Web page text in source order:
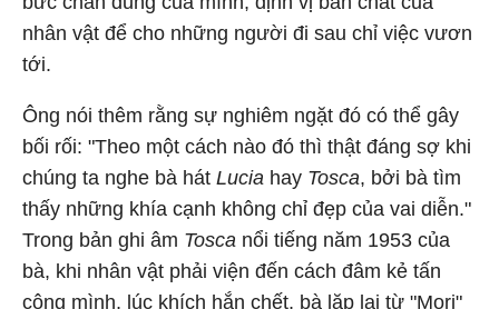
nhân vật để cho những người đi sau chỉ việc vươn
tới.
Ông nói thêm rằng sự nghiêm ngặt đó có thể gây
bối rối: "Theo một cách nào đó thì thật đáng sợ khi
chúng ta nghe bà hát Lucia hay Tosca, bởi bà tìm
thấy những khía cạnh không chỉ đẹp của vai diễn."
Trong bản ghi âm Tosca nổi tiếng năm 1953 của
bà, khi nhân vật phải viện đến cách đâm kẻ tấn
công mình, lúc khích hắn chết, bà lặp lại từ "Mori"